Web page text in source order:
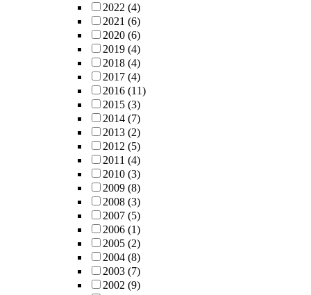
2022 (4)
2021 (6)
2020 (6)
2019 (4)
2018 (4)
2017 (4)
2016 (11)
2015 (3)
2014 (7)
2013 (2)
2012 (5)
2011 (4)
2010 (3)
2009 (8)
2008 (3)
2007 (5)
2006 (1)
2005 (2)
2004 (8)
2003 (7)
2002 (9)